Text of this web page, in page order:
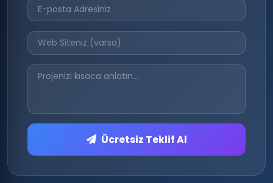
Ücretsiz Teklif Al